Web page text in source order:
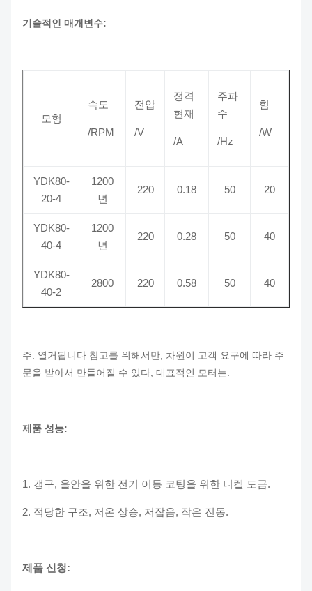
기술적인 매개변수:
모형
속도
/RPM
전압
/V
정격
현재
/A
주파
수
/Hz
힘
/W
YDK80-
20-4
1200
년
220 0.18 50 20
YDK80-
40-4
1200
년
220 0.28 50 40
YDK80-
40-2
2800 220 0.58 50 40
주: 열거됩니다 참고를 위해서만, 차원이 고객 요구에 따라 주
문을 받아서 만들어질 수 있다, 대표적인 모터는.
제품 성능:
1. 갱구, 울안을 위한 전기 이동 코팅을 위한 니켈 도금.
2. 적당한 구조, 저온 상승, 저잡음, 작은 진동.
제품 신청: